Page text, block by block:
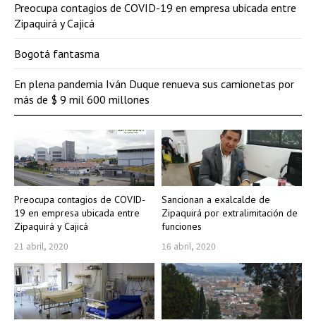
Preocupa contagios de COVID-
19 en empresa ubicada entre
Zipaquirá y Cajicá
21 abril, 2020
Sancionan a exalcalde de
Zipaquirá por extralimitación de
funciones
16 abril, 2020
Preocupa contagios de COVID-19 en empresa ubicada entre
Zipaquirá y Cajicá
Bogotá fantasma
En plena pandemia Iván Duque renueva sus camionetas por
más de $ 9 mil 600 millones